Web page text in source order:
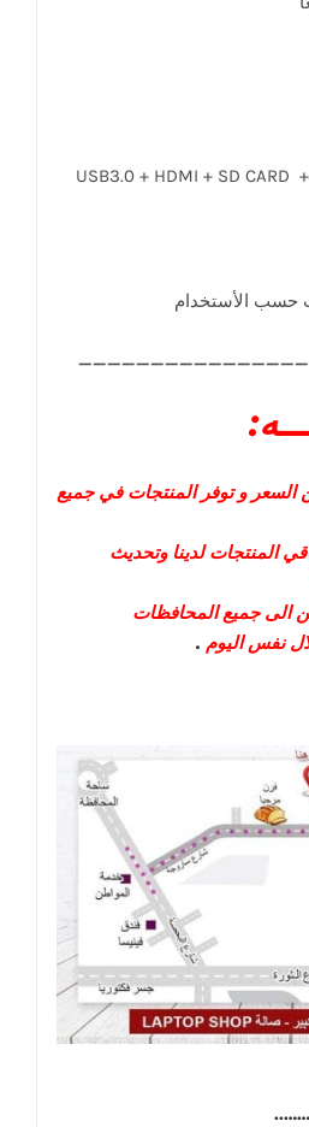
USB3.0 + HDMI + SD CARD
السعر و توفر المنتجات في جميع
المنتجات لدينا وتحديث
الى جميع المحافظات
نفس اليوم .